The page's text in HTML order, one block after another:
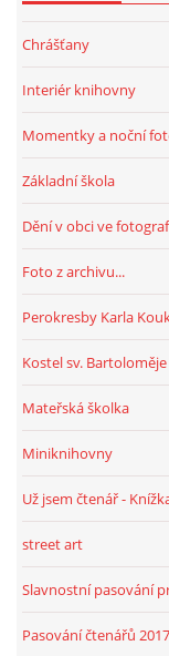
Chrášťany
Interiér knihovny
Momentky a noční
Základní škola
Dění v obci ve
Foto z archivu...
Perokresby Karla
Kostel sv. Bartoloměje
Mateřská školka
Miniknihovny
Už jsem čtenář -
street art
Slavnostní pasování
Pasování čtenářů 2017